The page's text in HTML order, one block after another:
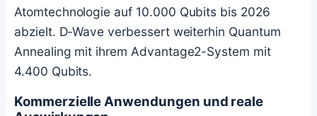
Atomtechnologie auf 10.000 Qubits bis 2026
abzielt. D-Wave verbessert weiterhin Quantum
Annealing mit ihrem Advantage2-System mit
4.400 Qubits.
Kommerzielle Anwendungen und reale